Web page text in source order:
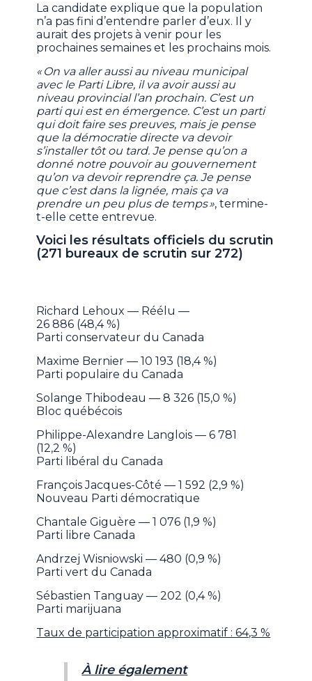
La candidate explique que la population
n’a pas fini d’entendre parler d’eux. Il y
aurait des projets à venir pour les
prochaines semaines et les prochains mois.
« On va aller aussi au niveau municipal
avec le Parti Libre, il va avoir aussi au
niveau provincial l’an prochain. C’est un
parti qui est en émergence. C’est un parti
qui doit faire ses preuves, mais je pense
que la démocratie directe va devoir
s’installer tôt ou tard. Je pense qu’on a
donné notre pouvoir au gouvernement
qu’on va devoir reprendre ça. Je pense
que c’est dans la lignée, mais ça va
prendre un peu plus de temps », termine-
t-elle cette entrevue.
Voici les résultats officiels du scrutin
(271 bureaux de scrutin sur 272)
Richard Lehoux — Réélu —
26 886 (48,4 %)
Parti conservateur du Canada
Maxime Bernier — 10 193 (18,4 %)
Parti populaire du Canada
Solange Thibodeau — 8 326 (15,0 %)
Bloc québécois
Philippe-Alexandre Langlois — 6 781
(12,2 %)
Parti libéral du Canada
François Jacques-Côté — 1 592 (2,9 %)
Nouveau Parti démocratique
Chantale Giguère — 1 076 (1,9 %)
Parti libre Canada
Andrzej Wisniowski — 480 (0,9 %)
Parti vert du Canada
Sébastien Tanguay — 202 (0,4 %)
Parti marijuana
Taux de participation approximatif : 64,3 %
À lire également